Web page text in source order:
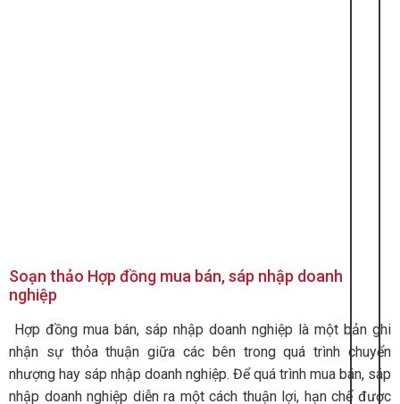
Soạn thảo Hợp đồng mua bán, sáp nhập doanh
nghiệp
Hợp đồng mua bán, sáp nhập doanh nghiệp là một bản ghi
nhận sự thỏa thuận giữa các bên trong quá trình chuyển
nhượng hay sáp nhập doanh nghiệp. Để quá trình mua bán, sáp
nhập doanh nghiệp diễn ra một cách thuận lợi, hạn chế được